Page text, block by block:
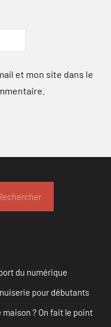
et mon site dans le
du numérique
pour débutants
? On fait le point